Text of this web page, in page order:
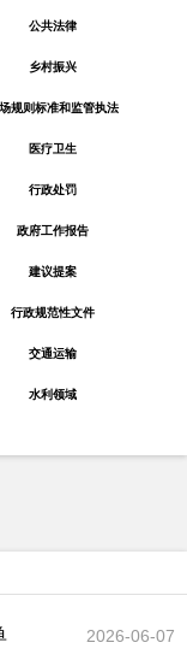
公共法律
乡村振兴
规则标准和监管执法
医疗卫生
行政处罚
政府工作报告
建议提案
行政规范性文件
交通运输
水利领域
2026-06-07